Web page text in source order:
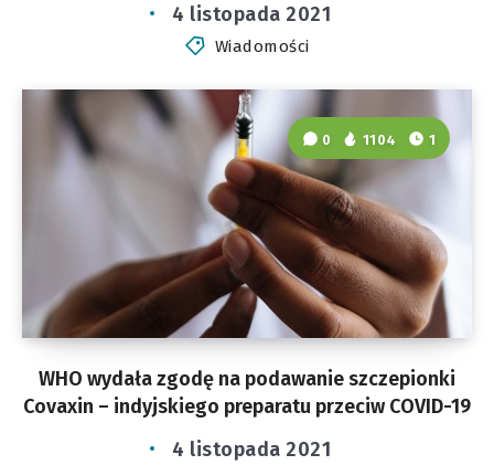
4 listopada 2021
Wiadomości
WHO wydała zgodę na podawanie szczepionki
Covaxin – indyjskiego preparatu przeciw COVID-19
0 1104 1
4 listopada 2021